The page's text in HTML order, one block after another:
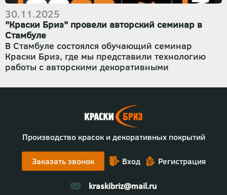
30.11.2025
"Краски Бриз" провели авторский семинар в
Стамбуле
В Стамбуле состоялся обучающий семинар
Краски Бриз, где мы представили технологию
работы с авторскими декоративными
демонстрацию материалов, особенности
Мы показали фактуры, которые разрабатываем и
тестируем на производстве, рассказали о
составе материалов, этапах подготовки
поверхности и ключевых технических нюансах.
Участники смогли задать вопросы, посмотреть
процесс вживую и оценить качество
декоративных решений.
Производство красок и декоративных покрытий
Заказать звонок Вход Регистрация
kraskibriz@mail.ru